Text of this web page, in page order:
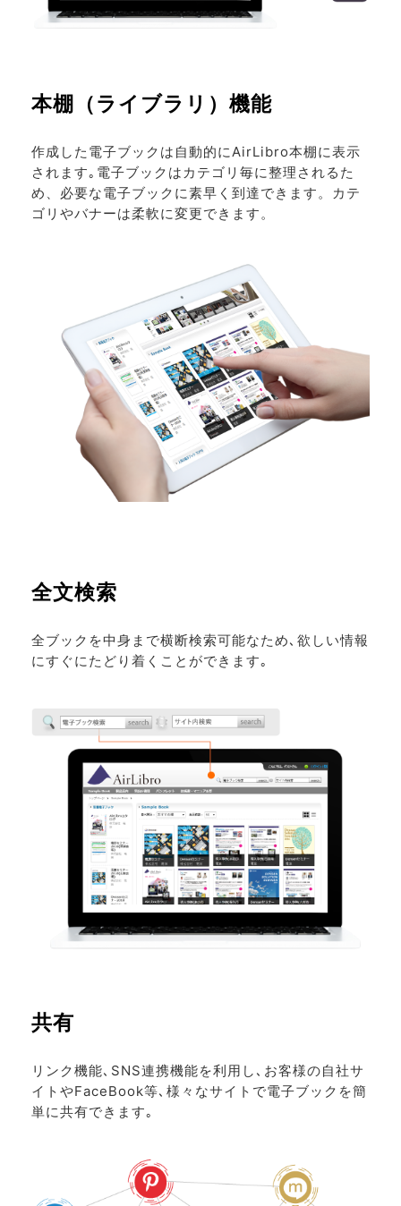
本棚（ライブラリ）機能
作成した電子ブックは自動的にAirLibro本棚に表示
されます｡電子ブックはカテゴリ毎に整理されるた
め、必要な電子ブックに素早く到達できます。カテ
ゴリやバナーは柔軟に変更できます。
全文検索
全ブックを中身まで横断検索可能なため､欲しい情報
にすぐにたどり着くことができます｡
共有
リンク機能､SNS連携機能を利用し､お客様の自社サ
イトやFaceBook等､様々なサイトで電子ブックを簡
単に共有できます｡